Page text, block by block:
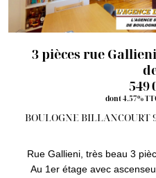
3 pièces rue
549
dont 4.57%
BOULOGNE BILLANCOURT
Rue Gallieni, très beau 3
Au 1er étage avec